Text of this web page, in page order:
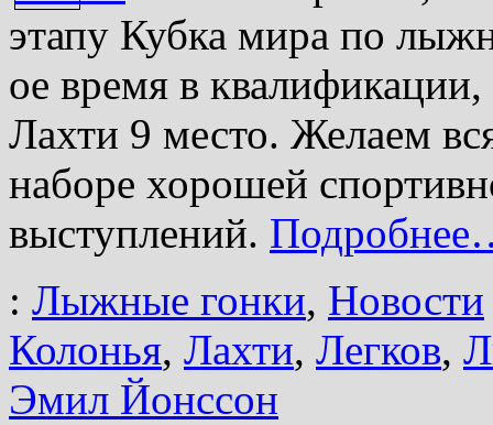
этапу Кубка мира по
ое время в
Лахти 9 место. Желаем
наборе хорошей
выступлений.
: Лыжные гонки, Новости
Колонья, Лахти, Легков,
Эмил Йонссон